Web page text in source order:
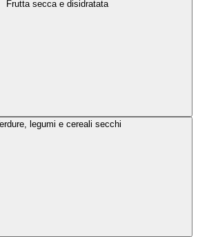
Frutta secca e disidratata
legumi e cereali secchi